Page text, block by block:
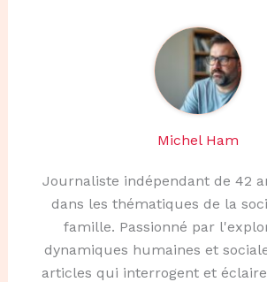
Michel Ham
Journaliste indépendant de 42
dans les thématiques de la
famille. Passionné par
dynamiques humaines et
articles qui interrogent et